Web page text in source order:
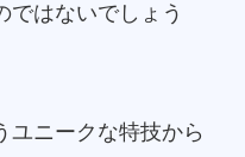
ではないでしょう
ユニークな特技から